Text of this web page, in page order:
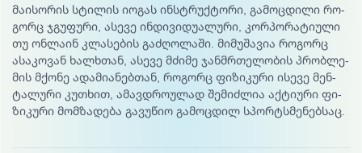
მა­ისო­რის სტი­ლის იო­გას ინ­სტრუქ­ტო­რი, გა­მოც­დი­ლი რო­
გორც ჯგუ­ფუ­რი, ასე­ვე ინ­დი­ვი­დუა­ლუ­რი, კორ­პო­რა­ტიუ­ლი
თუ ონ­ლა­ინ კლა­სე­ბის გაძ­ღო­ლა­ში. მი­მუ­შა­ვია რო­გორც
ასა­კო­ვან ხალ­ხთან, ასე­ვე მძი­მე ჯან­მრთე­ლო­ბის პრობ­ლე­
მის მქო­ნე ადა­მია­ნებ­თან, რო­გორც ფი­ზი­კუ­რი ისე­ვე მენ­
ტა­ლუ­რი კუთ­ხით, ამავ­დროუ­ლად შე­მიძ­ლია აქ­ტიუ­რი ფი­
ზი­კუ­რი მომ­ზა­დე­ბა გა­ვუ­წიო გა­მოც­დილ სპორ­ტსმე­ნებ­საც.